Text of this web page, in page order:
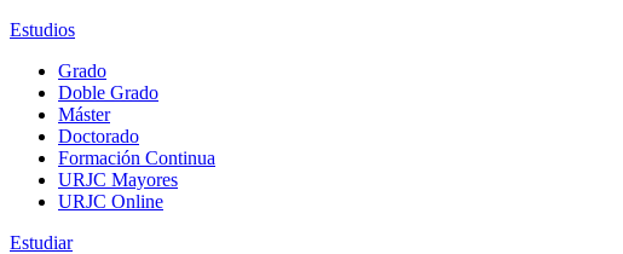
Estudios
Grado
Doble Grado
Máster
Doctorado
Formación Continua
URJC Mayores
URJC Online
Estudiar